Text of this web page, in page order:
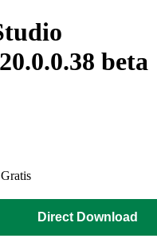
beta
Direct Download